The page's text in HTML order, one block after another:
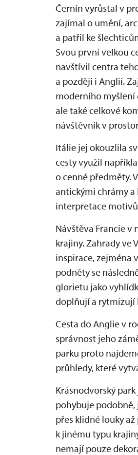
Černín vyrůstal v
zajímal o umění,
a patřil ke
Svou první velkou
navštívil centra
a později i Anglii.
moderního myšlení
ale také celkové
návštěvník v
Itálie jej okouzlila
cesty využil
o cenné předměty.
antickými chrámy
interpretace
Návštěva Francie
krajiny. Zahrady ve
inspirace, zejména
podněty se
glorietu jako
doplňují a rytmizují
Cesta do Anglie v
správnost jeho
parku proto
průhledy, které
Krásnodvorský
pohybuje
přes klidné louky
k jinému typu
nemají pouze